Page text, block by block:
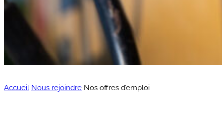
Accueil Nous rejoindre Nos offres d’emploi